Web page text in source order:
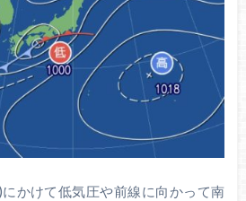
かけて低気圧や前線に向かって南